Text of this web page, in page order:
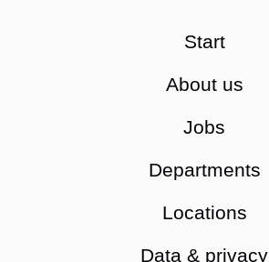
Start
About us
Jobs
Departments
Locations
Data & privacy